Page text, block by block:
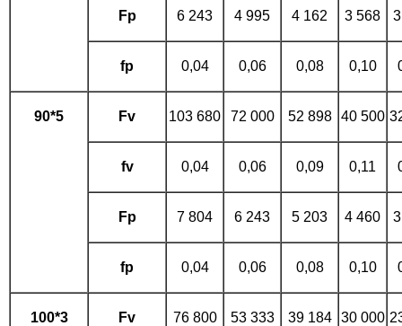
Fp 6 243 4 995 4 162 3 568
fp 0,04 0,06 0,08 0,10
90*5 Fv 103 680 72 000 52 898 40 500
fv 0,04 0,06 0,09 0,11
Fp 7 804 6 243 5 203 4 460
fp 0,04 0,06 0,08 0,10
100*3 Fv 76 800 53 333 39 184 30 000